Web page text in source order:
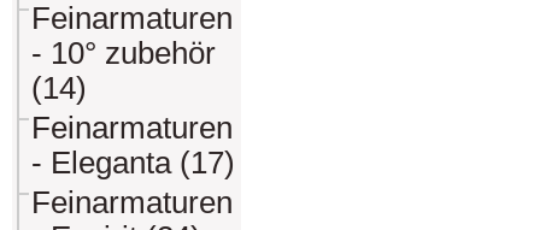
Feinarmaturen
- 10° zubehör
(14)
Feinarmaturen
- Eleganta (17)
Feinarmaturen